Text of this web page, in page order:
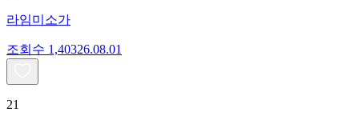
라임미소가
조회수 1,40326.08.01
21